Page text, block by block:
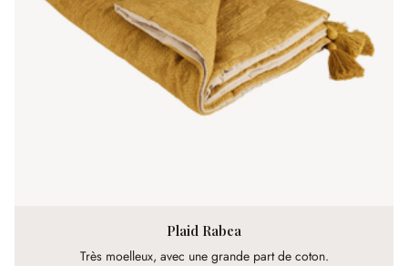
Plaid Rabea
Très moelleux, avec une grande part de coton.